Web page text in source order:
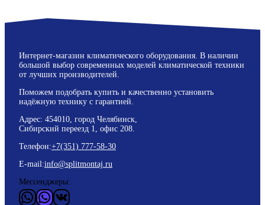
Интернет-магазин климатического оборудования. В наличии
большой выбор современных моделей климатической техники
от лучших производителей.
Поможем подобрать купить и качественно установить
надёжную технику с гарантией.
Адрес: 454010, город Челябинск,
Сибирский переезд 1, офис 208.
Телефон:+7(351) 777-58-30
E-mail:info@splitmontaj.ru
Мессенджеры:
WhatsApp
ViderВКонтакте